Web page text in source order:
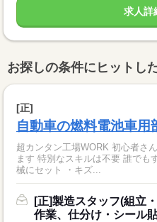
求人詳
お探しの条件にヒットし
[正]
自動車の燃料電池車用
超カンタン工場WORK 初心者さ
ます 特別なスキルは不要 誰でも
械にセット ・キズ...
[正]製造スタッフ(組立
作業、仕分け・シール